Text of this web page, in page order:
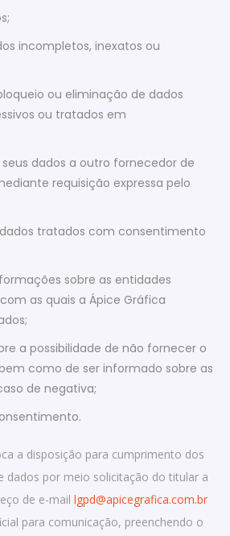
incompletos, inexatos ou
ou eliminação de dados
ou tratados em
dados a outro fornecedor de
requisição expressa pelo
tratados com consentimento
sobre as entidades
as quais a Ápice Gráfica
a possibilidade de não fornecer o
como de ser informado sobre as
de negativa;
a disposição para cumprimento dos
dados por meio solicitação do titular a
de e-mail lgpd@apicegrafica.com.br
para comunicação, preenchendo o